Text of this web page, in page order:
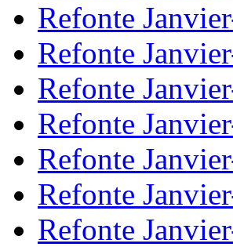
Refonte
Refonte
Refonte
Refonte
Refonte
Refonte
Refonte